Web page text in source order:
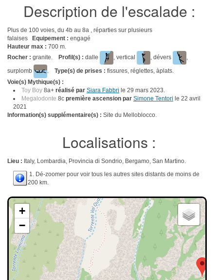
Description de l'escalade :
Plus de 100 voies, du 4b au 8a , réparties sur plusieurs
falaises
Equipement : engagé
Hauteur max : 700 m.
Rocher : granite. Profil(s) : dalle , vertical , dévers
,
surplomb
. Type(s) de prises : fissures, réglettes, àplats.
Voie(s) Mythique(s) :
Toy Boy 8a+ réalisé par Siara Fabbri le 29 mars 2023.
Megalodonte 8c première ascension par Simone Tentori le 22 avril
2021
Information(s) supplémentaire(s) : Site du Melloblocco.
Localisations :
Lieu : Italy, Lombardia, Provincia di Sondrio, Bergamo, San Martino.
1. Dé-zoomer pour voir tous les autres sites distants de moins de
200 km.
+
−